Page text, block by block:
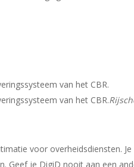
van het CBR.
van het CBR.
voor overheidsdiensten.
Geef je DigiD nooit aan een